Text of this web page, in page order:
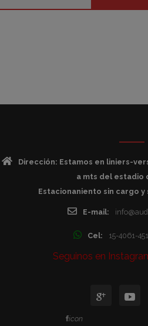
Dirección: Estamos en liniers-
a mts del estadio
Estacionaniento sin cargo
E-mail:
Cel: 15-4061-
Seguinos en
icon